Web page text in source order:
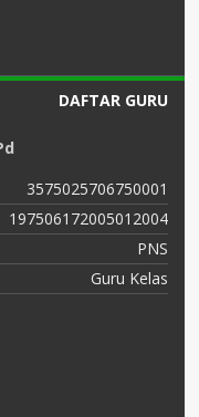
DAFTAR GURU
3575025706750001
197506172005012004
PNS
Guru Kelas